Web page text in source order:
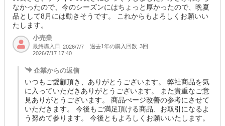
なかったので、今のシーズンにはちょっと厚かったので、晩夏
品として8月には動きそうです。 これからもよろしくお願いい
たします。
小売業
最終購入日 2026/7/7 過去1年の購入回数 3回
2026/7/17 17:40
企業からの返信
いつもご愛顧頂き、ありがとうございます。 弊社商品を気
に入っていただきありがとうございます。 また貴重なご意
見ありがとうございます。 商品ぺージ改善の参考にさせて
いただきます。 今後もご満足頂ける商品、お取引になるよ
う努めて参ります。 今後ともよろしくお願いいたします。